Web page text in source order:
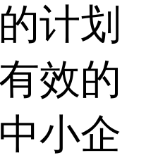
计划
效的
小企